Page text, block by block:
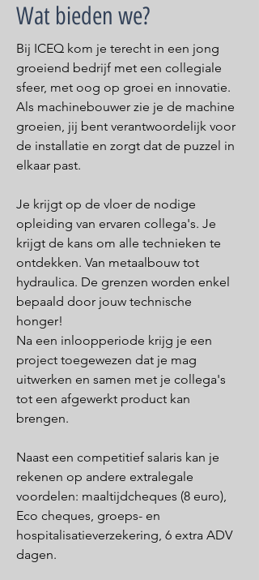
Wat bieden we?
Bij ICEQ kom je terecht in een jong
groeiend bedrijf met een collegiale
sfeer, met oog op groei en innovatie.
Als machinebouwer zie je de machine
groeien, jij bent verantwoordelijk voor
de installatie en zorgt dat de puzzel in
elkaar past.
Je krijgt op de vloer de nodige
opleiding van ervaren collega's. Je
krijgt de kans om alle technieken te
ontdekken. Van metaalbouw tot
hydraulica. De grenzen worden enkel
bepaald door jouw technische
honger!
Na een inloopperiode krijg je een
project toegewezen dat je mag
uitwerken en samen met je collega's
tot een afgewerkt product kan
brengen.
Naast een competitief salaris kan je
rekenen op andere extralegale
voordelen: maaltijdcheques (8 euro),
Eco cheques, groeps- en
hospitalisatieverzekering, 6 extra ADV
dagen.